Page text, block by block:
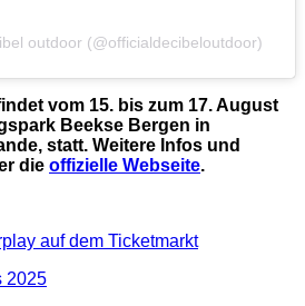
outdoor (@officialdecibeloutdoor)
vom 15. bis zum 17. August
Beekse Bergen in
statt. Weitere Infos und
die offizielle Webseite.
auf dem Ticketmarkt
2025